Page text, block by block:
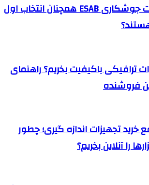
چرا محصولات جوشکاری ESAB همچنان انتخاب اول
ترافیکی باکیفیت بخریم؟ راهنمای
فروشنده
خرید تجهیزات اندازه گیری؛ چطور
را آنلاین بخریم؟